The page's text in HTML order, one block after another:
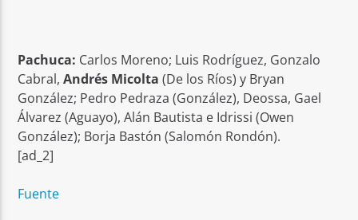
Pachuca: Carlos Moreno; Luis Rodríguez, Gonzalo
Cabral,Andrés Micolta (De los Ríos) y Bryan
González; Pedro Pedraza (González), Deossa, Gael
Álvarez (Aguayo), Alán Bautista e Idrissi (Owen
González); Borja Bastón (Salomón Rondón).
[ad_2]
Fuente